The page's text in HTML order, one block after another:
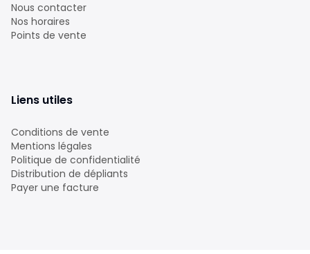
Nous contacter
Nos horaires
Points de vente
Liens utiles
Conditions de vente
Mentions légales
Politique de confidentialité
Distribution de dépliants
Payer une facture